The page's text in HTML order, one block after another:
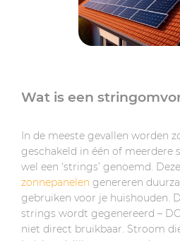
Wat is een
In de meeste gevallen worden
geschakeld in één of meerdere
wel een ‘strings’ genoemd.
zonnepanelen genereren
gebruiken voor je huishouden.
strings wordt gegenereerd –
niet direct bruikbaar. Stroom